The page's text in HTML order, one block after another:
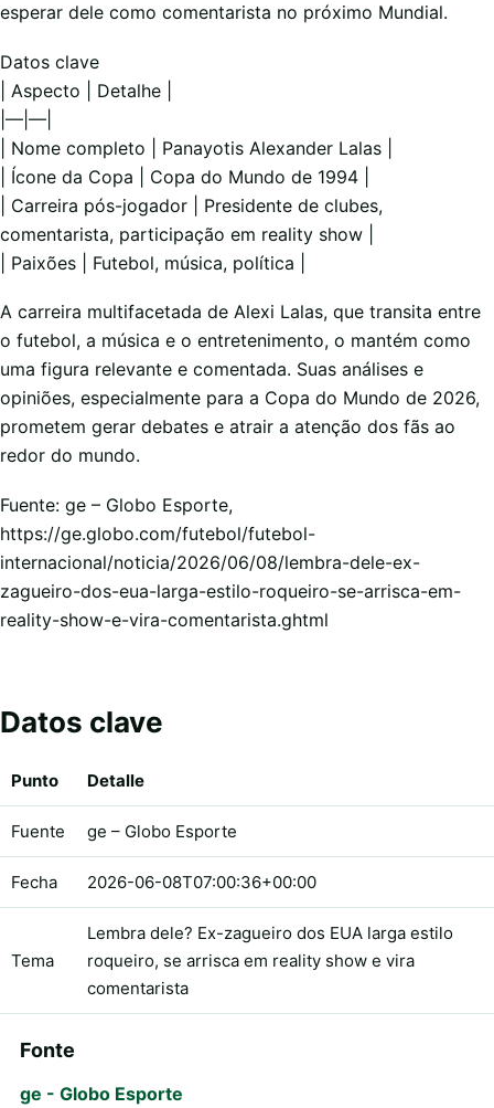
esperar dele como comentarista no próximo Mundial.
Datos clave
| Aspecto | Detalhe |
|—|—|
| Nome completo | Panayotis Alexander Lalas |
| Ícone da Copa | Copa do Mundo de 1994 |
| Carreira pós-jogador | Presidente de clubes,
comentarista, participação em reality show |
| Paixões | Futebol, música, política |
A carreira multifacetada de Alexi Lalas, que transita entre
o futebol, a música e o entretenimento, o mantém como
uma figura relevante e comentada. Suas análises e
opiniões, especialmente para a Copa do Mundo de 2026,
prometem gerar debates e atrair a atenção dos fãs ao
redor do mundo.
Fuente: ge – Globo Esporte,
https://ge.globo.com/futebol/futebol-
internacional/noticia/2026/06/08/lembra-dele-ex-
zagueiro-dos-eua-larga-estilo-roqueiro-se-arrisca-em-
reality-show-e-vira-comentarista.ghtml
Datos clave
Punto Detalle
Fuente ge – Globo Esporte
Fecha 2026-06-08T07:00:36+00:00
Tema
Lembra dele? Ex-zagueiro dos EUA larga estilo
roqueiro, se arrisca em reality show e vira
comentarista
Fonte
ge - Globo Esporte